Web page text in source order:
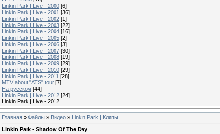
Linkin Park | Live - 2000 [6]
Linkin Park | Live - 2001 [36]
Linkin Park | Live - 2002 [1]
Linkin Park | Live - 2003 [22]
Linkin Park | Live - 2004 [16]
Linkin Park | Live - 2005 [2]
Linkin Park | Live - 2006 [3]
Linkin Park | Live - 2007 [30]
Linkin Park | Live - 2008 [19]
Linkin Park | Live - 2009 [29]
Linkin Park | Live - 2010 [29]
Linkin Park | Live - 2011 [28]
MTV about "ATS" tour [7]
На русском [44]
Linkin Park | Live - 2012 [24]
Linkin Park | Live - 2012
Главная » Файлы » Видео » Linkin Park | Клипы
Linkin Park - Shadow Of The Day